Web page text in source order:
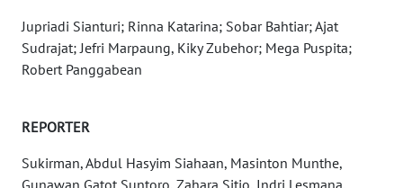
Jupriadi Sianturi; Rinna Katarina; Sobar Bahtiar; Ajat
Sudrajat; Jefri Marpaung, Kiky Zubehor; Mega Puspita;
Robert Panggabean
REPORTER
Sukirman, Abdul Hasyim Siahaan, Masinton Munthe,
Gunawan Gatot Suntoro, Zahara Sitio, Indri Lesmana,
WN
JAMBI
NTB